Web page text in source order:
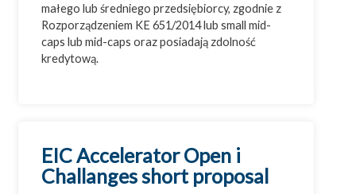
małego lub średniego przedsiębiorcy, zgodnie z
Rozporządzeniem KE 651/2014 lub small mid-
caps lub mid-caps oraz posiadają zdolność
kredytową.
EIC Accelerator Open i
Challanges short proposal